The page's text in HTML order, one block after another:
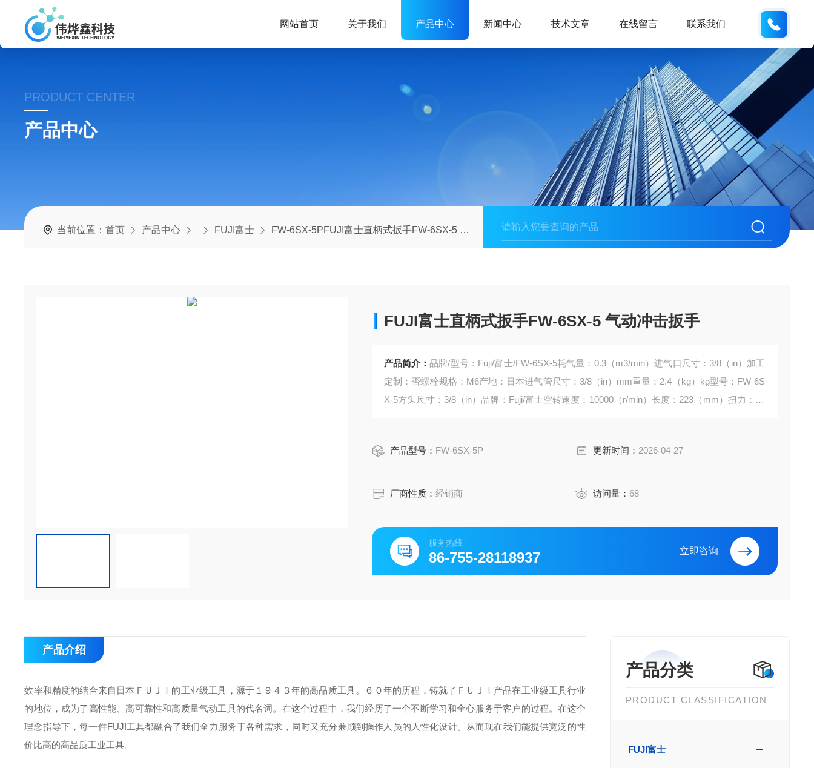
网站首页 关于我们 产品中心 新闻中心 技术文章 在线留言 联系我们
PRODUCT CENTER
产品中心
当前位置：首页 产品中心 FUJI富士 FW-6SX-5PFUJI富士直柄式扳手FW-6SX-5 气动冲击扳手
FUJI富士直柄式扳手FW-6SX-5 气动冲击扳手
产品简介：品牌/型号：Fuji/富士/FW-6SX-5耗气量：0.3（m3/min）进气口尺寸：3/8（in）加工
定制：否螺栓规格：M6产地：日本进气管尺寸：3/8（in）mm重量：2.4（kg）kg型号：FW-6S
X-5方头尺寸：3/8（in）品牌：Fuji/富士空转速度：10000（r/min）长度：223（mm）扭力：11
产品型号： FW-6SX-5P 更新时间： 2026-04-27
厂商性质：经销商 访问量： 68
服务热线
86-755-28118937 立即咨询
产品分类
PRODUCT CLASSIFICATION
FUJI富士
产品介绍
效率和精度的结合来自日本ＦＵＪＩ的工业级工具，源于１９４３年的高品质工具。６０年的历程，铸就了ＦＵＪＩ产品在工业级工具行业
的地位，成为了高性能、高可靠性和高质量气动工具的代名词。在这个过程中，我们经历了一个不断学习和全心服务于客户的过程。在这个
理念指导下，每一件FUJI工具都融合了我们全力服务于各种需求，同时又充分兼顾到操作人员的人性化设计。从而现在我们能提供宽泛的性
价比高的高品质工业工具。